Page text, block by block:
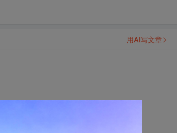
core 2.4G CPU的时间开销的3倍，
。
用AI写文章